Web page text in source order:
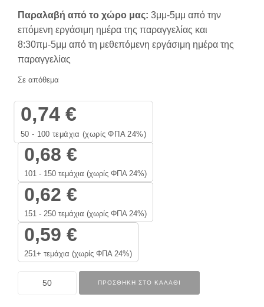
Παραλαβή από το χώρο μας: 3μμ-5μμ από την
επόμενη εργάσιμη ημέρα της παραγγελίας και
8:30πμ-5μμ από τη μεθεπόμενη εργάσιμη ημέρα της
παραγγελίας
Σε απόθεμα
0,74€
50 - 100 τεμάχια (χωρίς ΦΠΑ 24%)
0,68 €
101 - 150 τεμάχια (χωρίς ΦΠΑ 24%)
0,62 €
151 - 250 τεμάχια (χωρίς ΦΠΑ 24%)
0,59 €
251+ τεμάχια (χωρίς ΦΠΑ 24%)
ΠΡΟΣΘΉΚΗ ΣΤΟ ΚΑΛΆΘΙ